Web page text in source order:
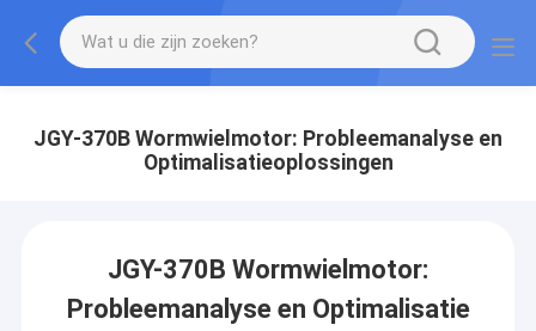
JGY-370B Wormwielmotor: Probleemanalyse en
Optimalisatieoplossingen
JGY-370B Wormwielmotor:
Probleemanalyse en Optimalisatie